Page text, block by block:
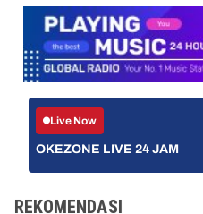
Live Now
OKEZONE LIVE 24 JAM